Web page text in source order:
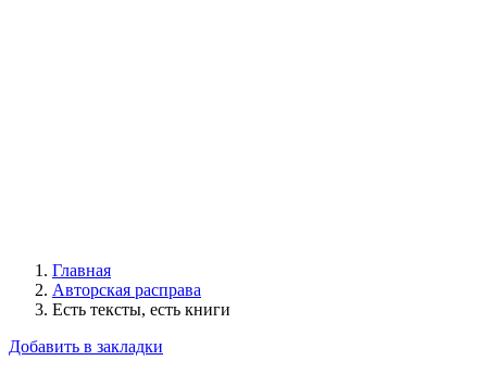
Главная
Авторская расправа
Есть тексты, есть книги
Добавить в закладки